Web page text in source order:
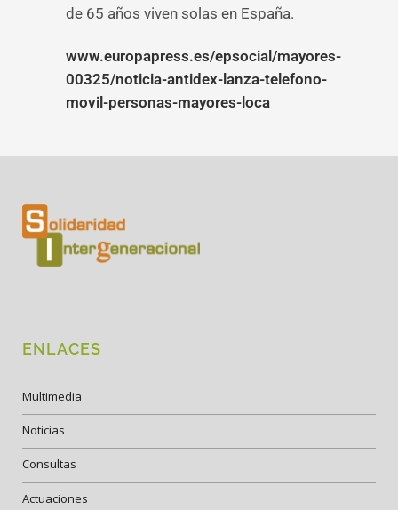
de 65 años viven solas en España.
www.europapress.es/epsocial/mayores-
00325/noticia-antidex-lanza-telefono-
movil-personas-mayores-loca
ENLACES
Multimedia
Noticias
Consultas
Actuaciones